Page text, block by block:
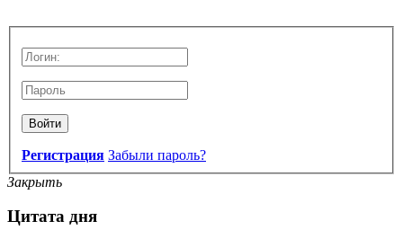
Войти
Регистрация Забыли пароль?
Закрыть
Цитата дня